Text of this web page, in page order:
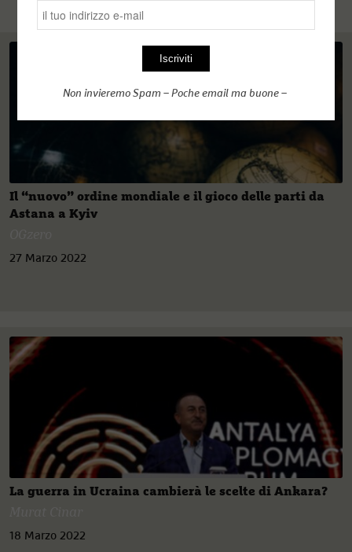
Il “nuovo” ordine mondiale e il gioco delle parti da
Astana a Kyiv
27 Marzo 2022
La guerra in Ucraina cambierà le scelte di Ankara?
18 Marzo 2022
Non invieremo Spam – Poche email ma buone –